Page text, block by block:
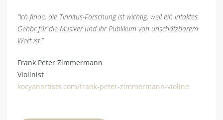
“Ich finde, die Tinnitus-Forschung ist wichtig, weil ein intaktes
Gehör für die Musiker und ihr Publikum von unschätzbarem
Wert ist.”
Frank Peter Zimmermann
Violinist
kocyanartists.com/frank-peter-zimmermann-violine